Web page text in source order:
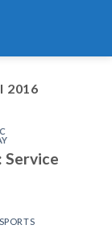
2016
Service